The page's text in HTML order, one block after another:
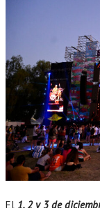
El 1, 2 y 3 de